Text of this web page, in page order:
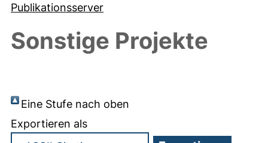
Publikationsserver
Sonstige Projekte
Eine Stufe nach oben
Exportieren als